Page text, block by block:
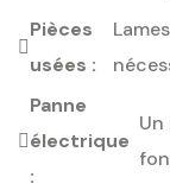
Pièces
usées :
Panne
électrique
: